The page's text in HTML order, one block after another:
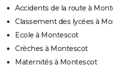
Accidents de la route à
Classement des lycées à
Ecole à Montescot
Crèches à Montescot
Maternités à Montescot